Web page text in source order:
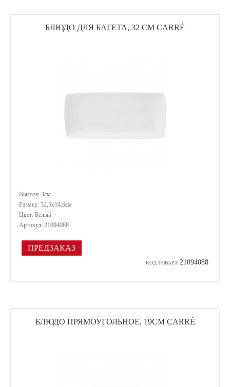
БЛЮДО ДЛЯ БАГЕТА, 32 СМ CARRÉ
Высота: 3см
Размер: 32,5х14,6см
Цвет: Белый
Артикул: 21094088
ПРЕДЗАКАЗ
КОД ТОВАРА 21094088
БЛЮДО ПРЯМОУГОЛЬНОЕ, 19СМ CARRÉ